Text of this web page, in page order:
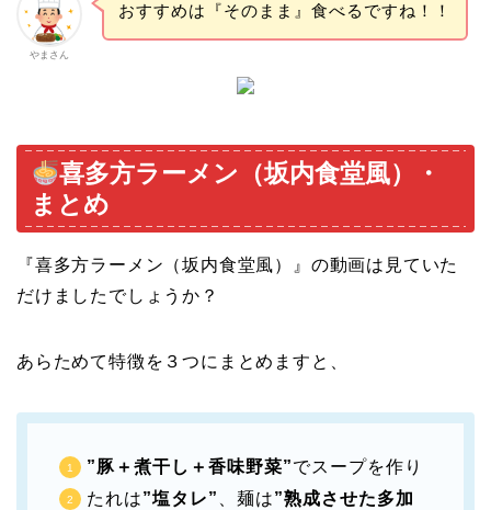
やまさん
おすすめは『そのまま』食べるですね！！
喜多方ラーメン（坂内食堂風）・
まとめ
『喜多方ラーメン（坂内食堂風）』の動画は見ていた
だけましたでしょうか？
あらためて特徴を３つにまとめますと、
”豚＋煮干し＋香味野菜”でスープを作り
たれは”塩タレ” 、麺は”熟成させた多加